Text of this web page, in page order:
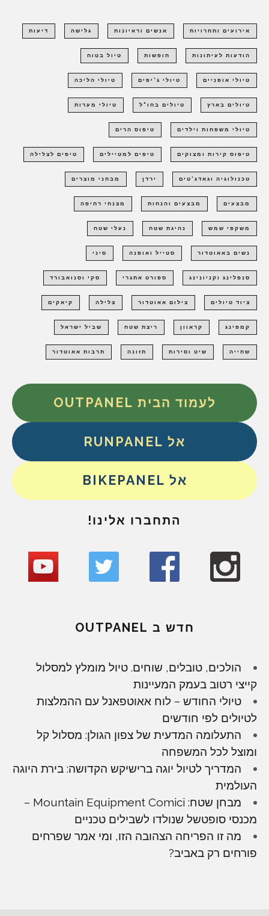
אירועים ותחרויות אנשים וראיונות גלישה דיעות
הודעות לעיתונות חופשות טיול בטוח
טיולי אופניים טיולי ג'יפים טיולי הליכה
טיולים בארץ טיולים בחו"ל טיולי מערות
טיולי משפחות וילדים טיפוס הרים
טיפוס קירות ומצוקים טיפים למטיילים טיפים לצלילה
טכנולוגיה וגאדג'טים ירדן מבחני מוצרים
מבצעים מבצעים והנחות מצנחי רחיפה
משקפי שמש נהיגת שטח נעלי שטח
נשים באאוטדור סטייל ואופנה סיני
סנפלינג וקניונינג ספורט אתגרי סקי וסנואבורד
ציוד טיולים צילום אאוטדור צלילה קיאקים
קמפינג קראוון ריצת שטח שביל ישראל
שחייה שיט וסירות תזונה תרבות אאוטדור
לעמוד הבית OUTPANEL
אל RUNPANEL
אל BIKEPANEL
התחברו אלינו!
חדש ב OUTPANEL
הולכים, טובלים, שוחים. טיול מומלץ למסלול
קייצי רטוב בעמק המעיינות
טיולי החודש – לוח אאוטפאנל עם ההמלצות
לטיולים לפי חודשים
התעלומה המדעית של צפון הגולן: מסלול קל
ומוצל לכל המשפחה
המדריך לטיול יוגה ברישיקש הקדושה: בירת היוגה
העולמית
מבחן שטח: Mountain Equipment Comici –
מכנסי סופטשל שנולדו לשבילים טכניים
מה זו הפריחה הצהובה הזו, ומי אמר שפרחים
פורחים רק באביב?